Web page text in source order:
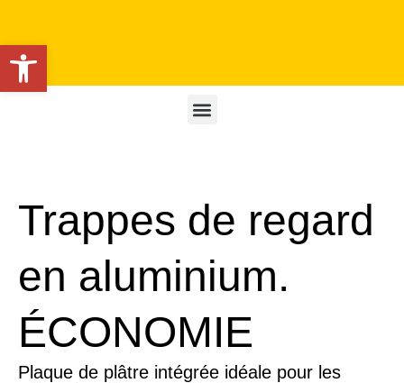
Trappes de regard
en aluminium.
ÉCONOMIE
Plaque de plâtre intégrée idéale pour les
Ouvrir la barre d’outils